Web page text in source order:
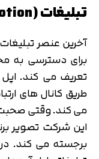
تبلیغات (Promotion)
آخرین عنصر
برای دسترسی به
تعریف می کند.
طریق کانال های
این شرکت تصویر
برجسته می کند. در